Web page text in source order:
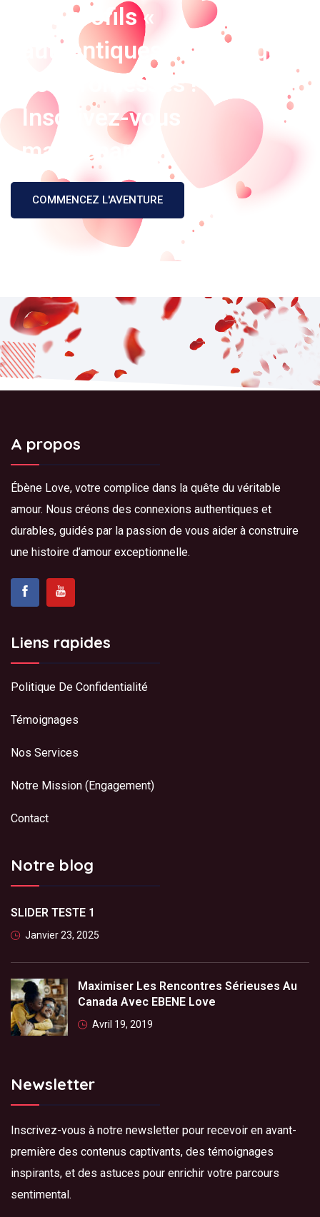
Des profils «
authentiques » plutôt que
des promesses !
Inscrivez-vous
maintenant
COMMENCEZ L'AVENTURE
A propos
Ébène Love, votre complice dans la quête du véritable
amour. Nous créons des connexions authentiques et
durables, guidés par la passion de vous aider à construire
une histoire d’amour exceptionnelle.
Liens rapides
Politique De Confidentialité
Témoignages
Nos Services
Notre Mission (Engagement)
Contact
Notre blog
SLIDER TESTE 1
Janvier 23, 2025
Maximiser Les Rencontres Sérieuses Au
Canada Avec EBENE Love
Avril 19, 2019
Newsletter
Inscrivez-vous à notre newsletter pour recevoir en avant-
première des contenus captivants, des témoignages
inspirants, et des astuces pour enrichir votre parcours
sentimental.